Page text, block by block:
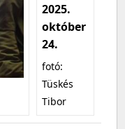
2025.
október
24.
fotó:
Tüskés
Tibor